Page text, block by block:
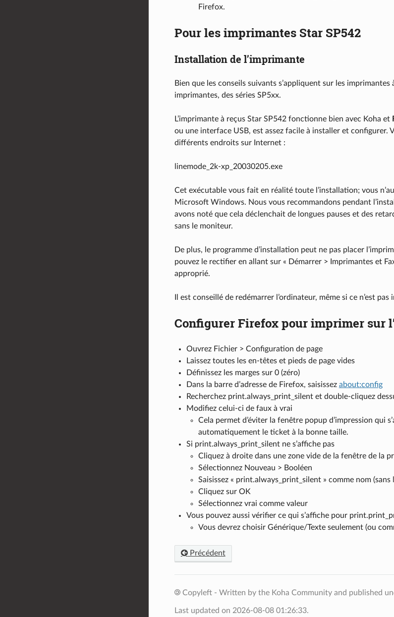
Firefox.
Pour les imprimantes Star SP542
Installation de l’imprimante
Bien que les conseils suivants s’appliquent sur les
imprimantes, des séries SP5xx.
L’imprimante à reçus Star SP542 fonctionne bien avec Koha et
ou une interface USB, est assez facile à installer et
différents endroits sur Internet :
linemode_2k-xp_20030205.exe
Cet exécutable vous fait en réalité toute l’installation; vous
Microsoft Windows. Nous vous recommandons pendant
avons noté que cela déclenchait de longues pauses et des
sans le moniteur.
De plus, le programme d’installation peut ne pas placer
pouvez le rectifier en allant sur « Démarrer > Imprimantes et
approprié.
Il est conseillé de redémarrer l’ordinateur, même si ce n’est
Configurer Firefox pour imprimer sur
Ouvrez Fichier > Configuration de page
Laissez toutes les en-têtes et pieds de page vides
Définissez les marges sur 0 (zéro)
Dans la barre d’adresse de Firefox, saisissez about:config
Recherchez print.always_print_silent et double-cliquez
Modifiez celui-ci de faux à vrai
Cela permet d’éviter la fenêtre popup d’impression qui
automatiquement le ticket à la bonne taille.
Si print.always_print_silent ne s’affiche pas
Cliquez à droite dans une zone vide de la fenêtre de la
Sélectionnez Nouveau > Booléen
Saisissez « print.always_print_silent » comme nom (sans
Cliquez sur OK
Sélectionnez vrai comme valeur
Vous pouvez aussi vérifier ce qui s’affiche pour
Vous devrez choisir Générique/Texte seulement (ou
Précédent
Copyleft - Written by the Koha Community and published
Last updated on 2026-08-08 01:26:33.